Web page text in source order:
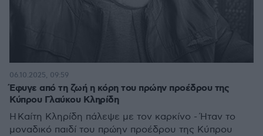
Έφυγε από τη ζωή η κόρη του πρώην προέδρου της
Κύπρου Γλαύκου Κληρίδη
Η Καίτη Κληρίδη πάλεψε με τον καρκίνο - Ήταν το
μοναδικό παιδί του πρώην προέδρου της Κύπρου
06.10.2025, 09:59